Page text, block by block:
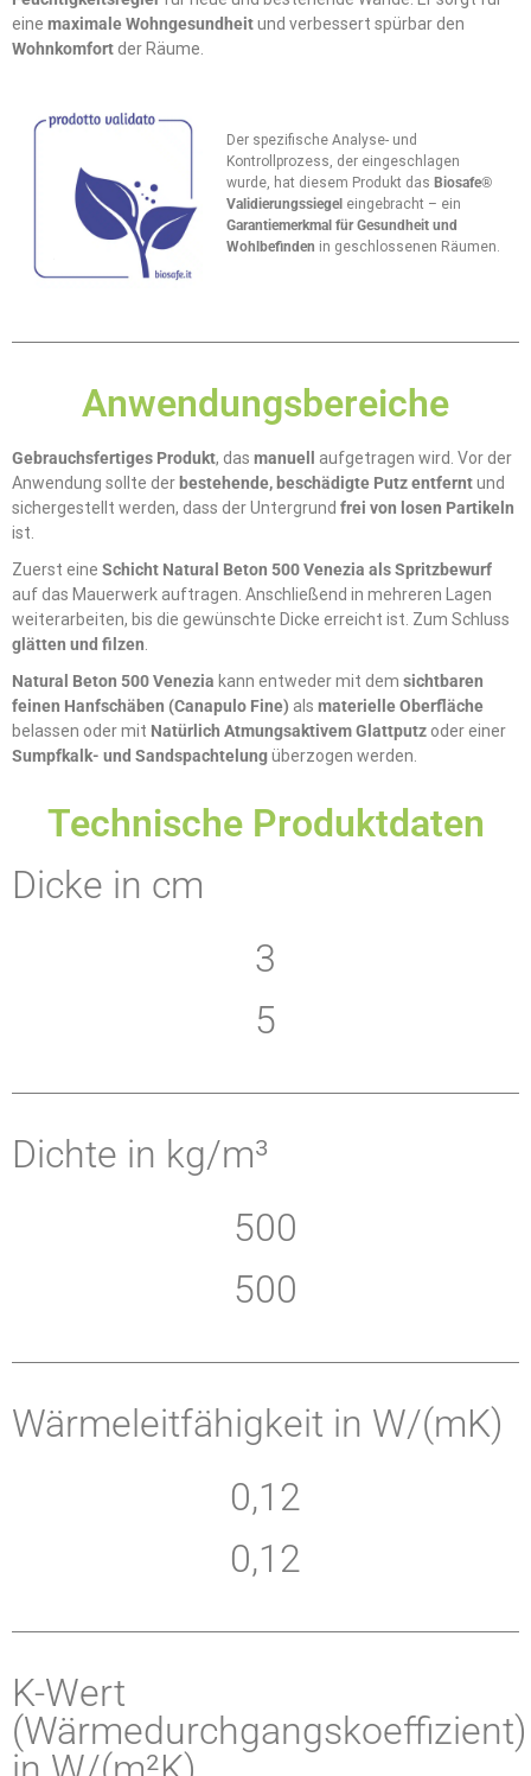
eine maximale Wohngesundheitund verbessert spürbar den
Wohnkomfort der Räume.
Der spezifische Analyse- und
Kontrollprozess, der eingeschlagen
wurde, hat diesem Produkt dasBiosafe®
Validierungssiegel eingebracht – ein
Garantiemerkmal für Gesundheit und
Wohlbefinden in geschlossenen Räumen.
Anwendungsbereiche
Gebrauchsfertiges Produkt, das manuell
aufgetragen wird. Vor der
Anwendung sollte der bestehende, beschädigte Putz entferntund
sichergestellt werden, dass der Untergrund frei von losen Partikeln
ist.
Zuerst eine Schicht Natural Beton 500 Venezia als Spritzbewurf
auf das Mauerwerk auftragen. Anschließend in mehreren Lagen
weiterarbeiten, bis die gewünschte Dicke erreicht ist. Zum Schluss
glätten und filzen.
Natural Beton 500 Venezia kann entweder mit dem sichtbaren
feinen Hanfschäben (Canapulo Fine) als materielle Oberfläche
belassen oder mit Natürlich Atmungsaktivem Glattputz oder einer
Sumpfkalk- und Sandspachtelungüberzogen werden.
Technische Produktdaten
Dicke in cm
3
5
Dichte in kg/m³
500
500
Wärmeleitfähigkeit in W/(mK)
0,12
0,12
K-Wert
(Wärmedurchgangskoeffizient)